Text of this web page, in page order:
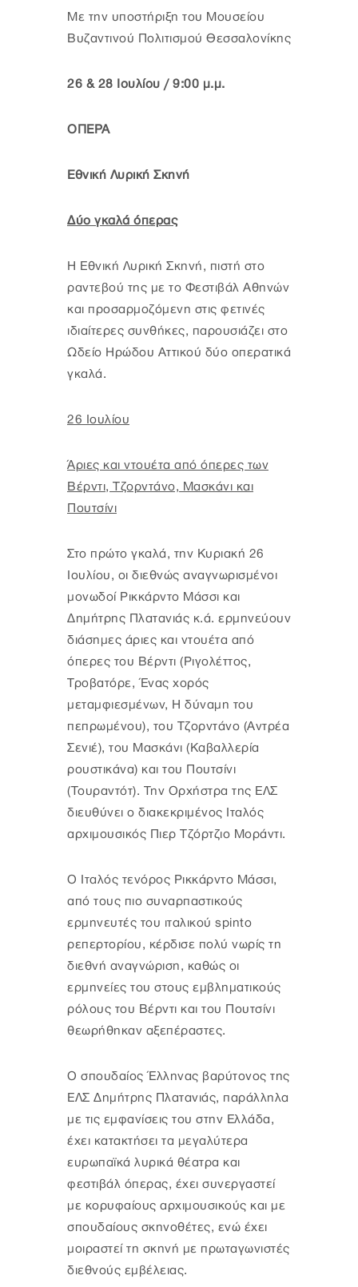
Με την υποστήριξη του Μουσείου
Βυζαντινού Πολιτισμού Θεσσαλονίκης
26 & 28 Ιουλίου / 9:00 μ.μ.
ΟΠΕΡΑ
Εθνική Λυρική Σκηνή
Δύο γκαλά όπερας
Η Εθνική Λυρική Σκηνή, πιστή στο
ραντεβού της με το Φεστιβάλ Αθηνών
και προσαρμοζόμενη στις φετινές
ιδιαίτερες συνθήκες, παρουσιάζει στο
Ωδείο Ηρώδου Αττικού δύο οπερατικά
γκαλά.
26 Ιουλίου
Άριες και ντουέτα από όπερες των
Βέρντι, Τζορντάνο, Μασκάνι και
Πουτσίνι
Στο πρώτο γκαλά, την Κυριακή 26
Ιουλίου, οι διεθνώς αναγνωρισμένοι
μονωδοί Ρικκάρντο Μάσσι και
Δημήτρης Πλατανιάς κ.ά. ερμηνεύουν
διάσημες άριες και ντουέτα από
όπερες του Βέρντι (Ριγολέττος,
Τροβατόρε, Ένας χορός
μεταμφιεσμένων, Η δύναμη του
πεπρωμένου), του Τζορντάνο (Αντρέα
Σενιέ), του Μασκάνι (Καβαλλερία
ρουστικάνα) και του Πουτσίνι
(Τουραντότ). Την Ορχήστρα της ΕΛΣ
διευθύνει ο διακεκριμένος Ιταλός
αρχιμουσικός Πιερ Τζόρτζιο Μοράντι.
O Ιταλός τενόρος Ρικκάρντο Μάσσι,
από τους πιο συναρπαστικούς
ερμηνευτές του ιταλικού spinto
ρεπερτορίου, κέρδισε πολύ νωρίς τη
διεθνή αναγνώριση, καθώς οι
ερμηνείες του στους εμβληματικούς
ρόλους του Βέρντι και του Πουτσίνι
θεωρήθηκαν αξεπέραστες.
Ο σπουδαίος Έλληνας βαρύτονος της
ΕΛΣ Δημήτρης Πλατανιάς, παράλληλα
με τις εμφανίσεις του στην Ελλάδα,
έχει κατακτήσει τα μεγαλύτερα
ευρωπαϊκά λυρικά θέατρα και
φεστιβάλ όπερας, έχει συνεργαστεί
με κορυφαίους αρχιμουσικούς και με
σπουδαίους σκηνοθέτες, ενώ έχει
μοιραστεί τη σκηνή με πρωταγωνιστές
διεθνούς εμβέλειας.